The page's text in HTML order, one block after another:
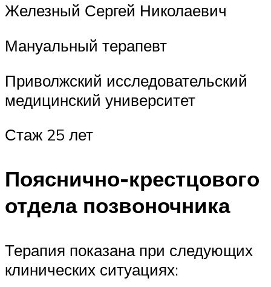
Железный Сергей Николаевич
Мануальный терапевт
Приволжский исследовательский
медицинский университет
Стаж 25 лет
Пояснично-крестцового
отдела позвоночника
Терапия показана при следующих
клинических ситуациях: